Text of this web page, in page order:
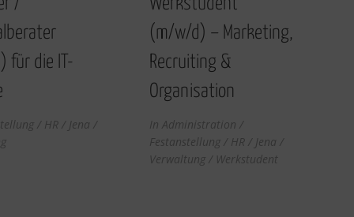
/
für die IT-
/ HR / Jena /
Werkstudent
(m/w/d) – Marketing,
Recruiting &
Organisation
InAdministration /
Festanstellung / HR / Jena /
Verwaltung / Werkstudent